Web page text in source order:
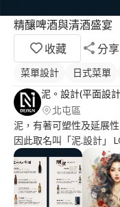
精釀啤酒與清酒盛宴
收藏
分享
菜單設計 日式菜單
泥。設計(平面設
北屯區
泥，有著可塑性及延展
因此取名叫「泥.設計」 LOGO以水泥塊為發想 帶有厚實、信任與
安全感的寓意 女設計師 Sara 個人工作室，可開
illustrator、photoshp、
文工作者 2019年創了個
物 喜歡紀錄、留下點什麼 於是愛上了